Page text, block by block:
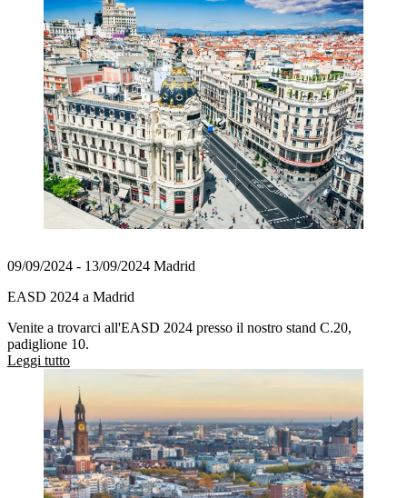
09/09/2024 - 13/09/2024 Madrid
EASD 2024 a Madrid
Venite a trovarci all'EASD 2024 presso il nostro stand C.20,
padiglione 10.
Leggi tutto